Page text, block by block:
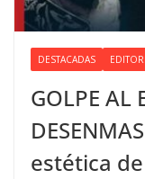
DESTACADAS
GOLPE AL
estética